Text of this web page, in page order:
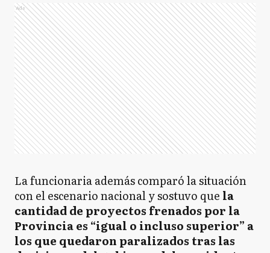
Ads
La funcionaria además comparó la situación
con el escenario nacional y sostuvo que la
cantidad de proyectos frenados por la
Provincia es “igual o incluso superior” a
los que quedaron paralizados tras las